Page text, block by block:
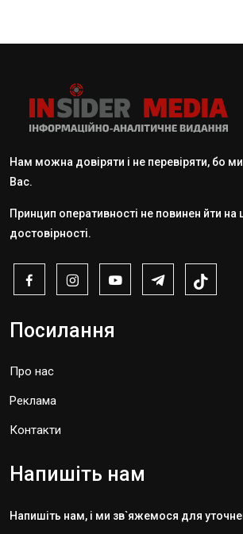
Нам можна довіряти і не перевіряти, бо
Вас.
Принцип оперативності не повинен йти
достовірності.
Посилання
Про нас
Реклама
Контакти
Напишіть нам
Напишіть нам, і ми зв`яжемося для